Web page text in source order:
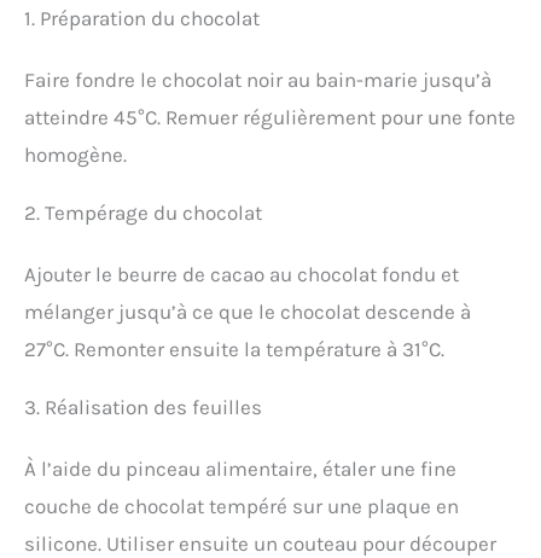
1. Préparation du chocolat
Faire fondre le chocolat noir au bain-marie jusqu’à
atteindre 45°C. Remuer régulièrement pour une fonte
homogène.
2. Tempérage du chocolat
Ajouter le beurre de cacao au chocolat fondu et
mélanger jusqu’à ce que le chocolat descende à
27°C. Remonter ensuite la température à 31°C.
3. Réalisation des feuilles
À l’aide du pinceau alimentaire, étaler une fine
couche de chocolat tempéré sur une plaque en
silicone. Utiliser ensuite un couteau pour découper